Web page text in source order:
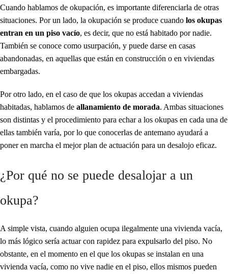
Cuando hablamos de okupación, es importante diferenciarla de otras
situaciones. Por un lado, la okupación se produce cuando los okupas
entran en un piso vacío, es decir, que no está habitado por nadie.
También se conoce como usurpación, y puede darse en casas
abandonadas, en aquellas que están en construcción o en viviendas
embargadas.
Por otro lado, en el caso de que los okupas accedan a viviendas
habitadas, hablamos de allanamiento de morada. Ambas situaciones
son distintas y el procedimiento para echar a los okupas en cada una de
ellas también varía, por lo que conocerlas de antemano ayudará a
poner en marcha el mejor plan de actuación para un desalojo eficaz.
¿Por qué no se puede desalojar a un
okupa?
A simple vista, cuando alguien ocupa ilegalmente una vivienda vacía,
lo más lógico sería actuar con rapidez para expulsarlo del piso. No
obstante, en el momento en el que los okupas se instalan en una
vivienda vacía, como no vive nadie en el piso, ellos mismos pueden